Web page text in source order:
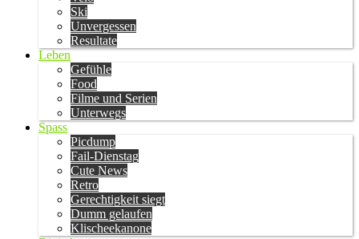
Ski
Unvergessen
Resultate
Leben
Gefühle
Food
Filme und Serien
Unterwegs
Spass
Picdump
Fail-Dienstag
Cute News
Retro
Gerechtigkeit siegt
Dumm gelaufen
Klischeekanone